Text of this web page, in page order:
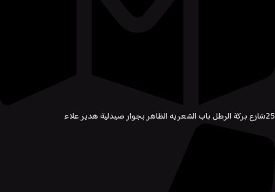
25شارع بركة الرطل باب الشعريه الظاهر بجوار صيدلية هدير علاء